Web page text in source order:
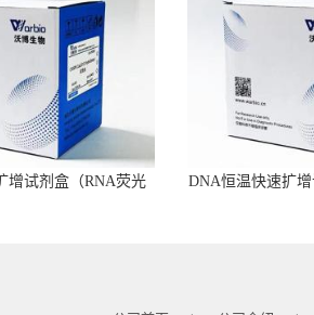
增试剂盒（RNA荧光
DNA恒温快速扩